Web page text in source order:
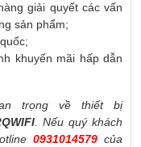
giải quyết các vấn
sản phẩm;
khuyến mãi hấp dẫn
trọng về thiết bị
. Nếu quý khách
0931014579của